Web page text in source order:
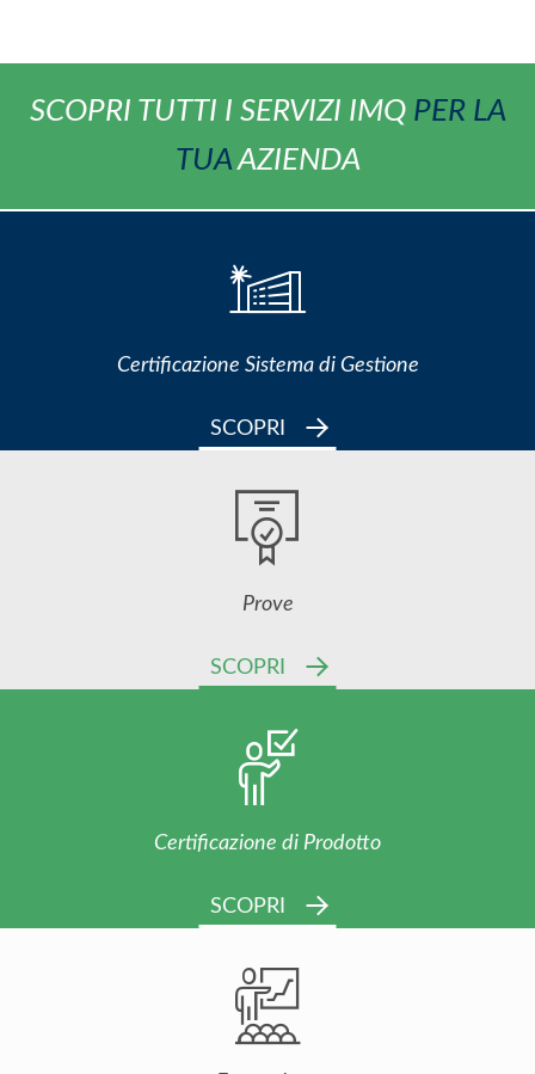
SCOPRI TUTTI I SERVIZI IMQ PER LA
TUAAZIENDA
Certificazione Sistema di Gestione
SCOPRI
Prove
SCOPRI
Certificazione di Prodotto
SCOPRI